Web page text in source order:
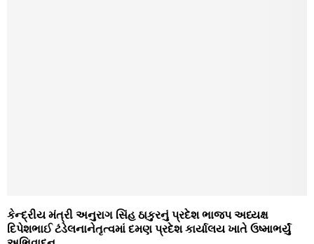
કેન્‍દ્રીય મંત્રી અનુરાગ સિંહ ઠાકુરનું પ્રદેશ ભાજપ અધ્‍યક્ષ
દિપેશભાઈ ટંડેલનાનેતૃત્‍વમાં દમણ પ્રદેશ કાર્યાલય ખાતે ઉષ્‍માભર્યું